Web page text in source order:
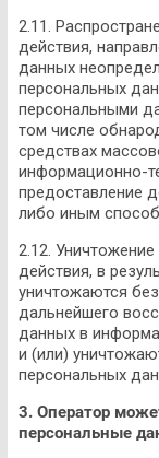
2.11.
действия,
данных
персональных
персональными
том числе
средствах
информационно-
предоставление
либо иным
2.12.
действия, в
уничтожаются
дальнейшего
данных в
и (или)
персональных
3. Оператор
персональные